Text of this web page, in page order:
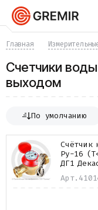
Трубы
Хомуты
Фитинги
Фланцы
Отводы
Переходы
Тройники
Заглушки
Задвижки
Краны
Затворы
Главная
Счетчики
выходом
По умолчанию
Арт.
Счётчик
Ру-16
ДГ1